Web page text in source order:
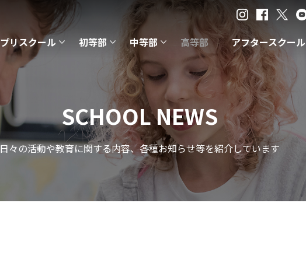
プリスクール 初等部 中等部 高等部 アフタースクール
SCHOOL NEWS
日々の活動や教育に関する内容、各種お知らせ等を紹介しています